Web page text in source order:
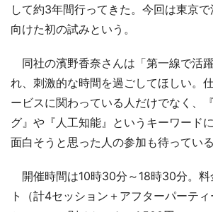
して約3年間行ってきた。今回は東京
向けた初の試みという。
同社の濱野香奈さんは「第一線で活
れ、刺激的な時間を過ごしてほしい。
ービスに関わっている人だけでなく、
グ』や『人工知能』というキーワード
面白そうと思った人の参加も待っている
開催時間は10時30分～18時30分。料
ト（計4セッション＋アフターパーティ